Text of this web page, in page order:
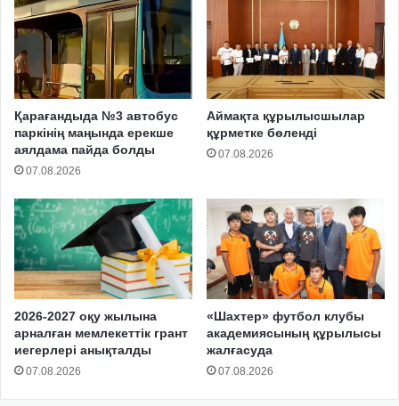
Қарағандыда №3 автобус
паркінің маңында ерекше
аялдама пайда болды
07.08.2026
Аймақта құрылысшылар
құрметке бөленді
07.08.2026
2026-2027 оқу жылына
арналған мемлекеттік грант
иегерлері анықталды
07.08.2026
«Шахтер» футбол клубы
академиясының құрылысы
жалғасуда
07.08.2026